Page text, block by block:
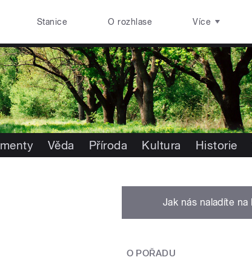
Stanice O rozhlase Více
Věda Příroda Kultura Historie
Jak nás naladíte na
O POŘADU